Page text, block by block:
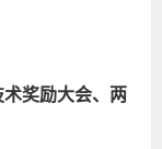
奖励大会、两